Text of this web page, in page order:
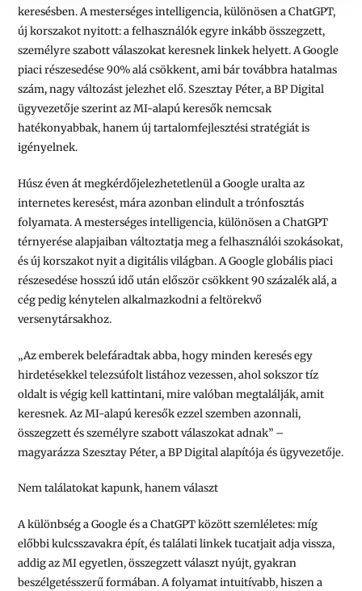
keresésben. A mesterséges intelligencia, különösen a ChatGPT,
új korszakot nyitott: a felhasználók egyre inkább összegzett,
személyre szabott válaszokat keresnek linkek helyett. A Google
piaci részesedése 90% alá csökkent, ami bár továbbra hatalmas
szám, nagy változást jelezhet elő. Szesztay Péter, a BP Digital
ügyvezetője szerint az MI-alapú keresők nemcsak
hatékonyabbak, hanem új tartalomfejlesztési stratégiát is
igényelnek.
Húsz éven át megkérdőjelezhetetlenül a Google uralta az
internetes keresést, mára azonban elindult a trónfosztás
folyamata. A mesterséges intelligencia, különösen a ChatGPT
térnyerése alapjaiban változtatja meg a felhasználói szokásokat,
és új korszakot nyit a digitális világban. A Google globális piaci
részesedése hosszú idő után először csökkent 90 százalék alá, a
cég pedig kénytelen alkalmazkodni a feltörekvő
versenytársakhoz.
„Az emberek belefáradtak abba, hogy minden keresés egy
hirdetésekkel telezsúfolt listához vezessen, ahol sokszor tíz
oldalt is végig kell kattintani, mire valóban megtalálják, amit
keresnek. Az MI-alapú keresők ezzel szemben azonnali,
összegzett és személyre szabott válaszokat adnak” –
magyarázza Szesztay Péter, a BP Digital alapítója és ügyvezetője.
Nem találatokat kapunk, hanem választ
A különbség a Google és a ChatGPT között szemléletes: míg
előbbi kulcsszavakra épít, és találati linkek tucatjait adja vissza,
addig az MI egyetlen, összegzett választ nyújt, gyakran
beszélgetésszerű formában. A folyamat intuitívabb, hiszen a